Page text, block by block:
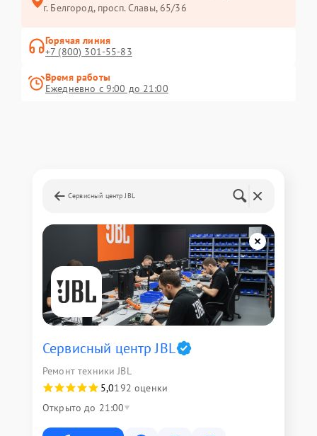
г. Белгород, просп. Славы, 65/36
Горячая линия
+7 (800) 301-55-83
Время работы
Ежедневно с 9:00 до 21:00
Сервисный центр JBL
Сервисный центр JBL
Ремонт техники JBL
5,0192 оценки
Открыто до 21:00